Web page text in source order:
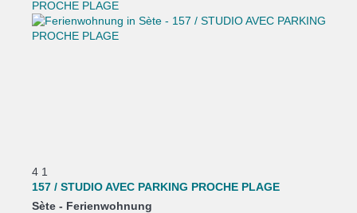
4 1
157 / STUDIO AVEC PARKING PROCHE PLAGE
Sète - Ferienwohnung